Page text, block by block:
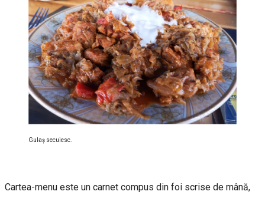
Gulaş secuiesc.
Cartea-menu este un carnet compus din foi scrise de mână,